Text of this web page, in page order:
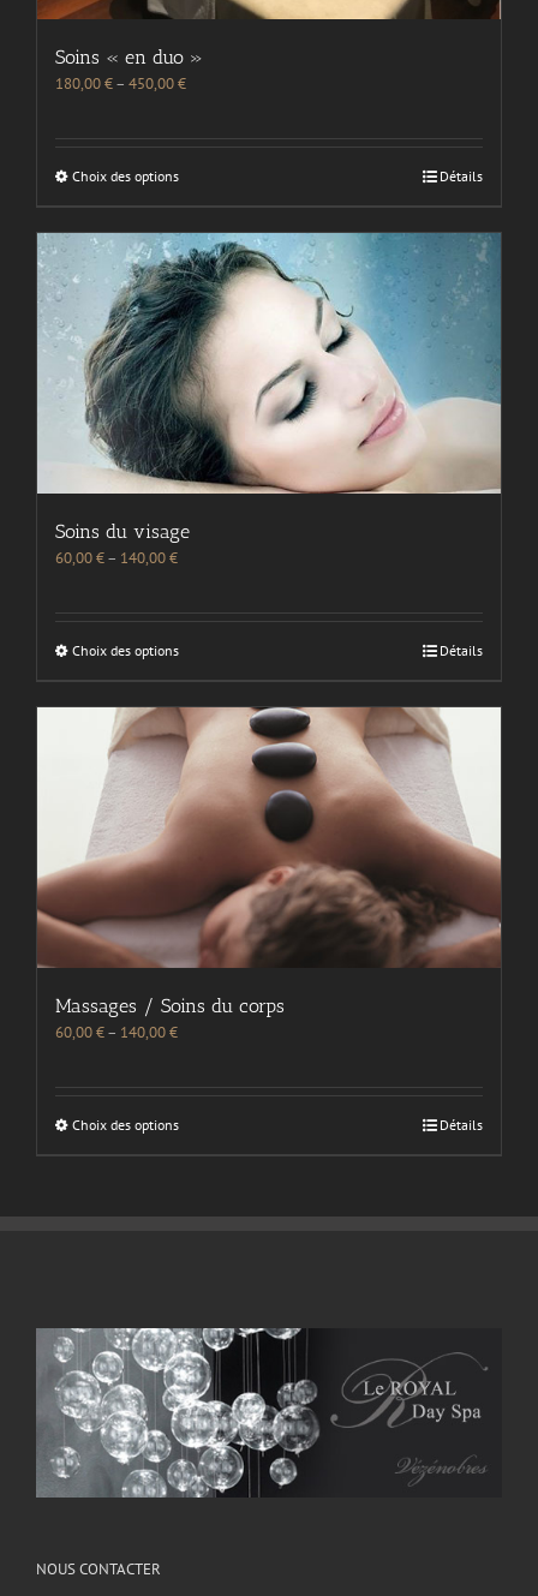
Soins « en duo »
180,00€– 450,00€
Choix des options Détails
Soins du visage
60,00€– 140,00€
Choix des options Détails
Massages / Soins du corps
60,00€– 140,00€
Choix des options Détails
NOUS CONTACTER